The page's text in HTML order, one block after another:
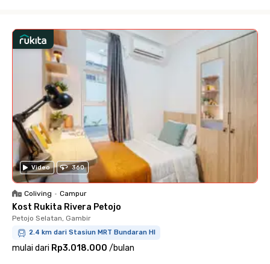
Video 360
Coliving • Campur
Kost Rukita Rivera Petojo
Petojo Selatan, Gambir
2.4 km dari Stasiun MRT Bundaran HI
mulai dari Rp3.018.000 /bulan